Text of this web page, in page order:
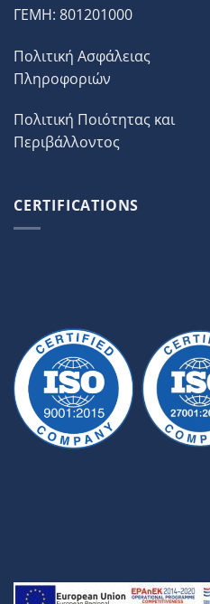
ΓΕΜΗ: 801201000
Πολιτική Ασφάλειας
Πληροφοριών
Πολιτική Ποιότητας και
Περιβάλλοντος
CERTIFICATIONS